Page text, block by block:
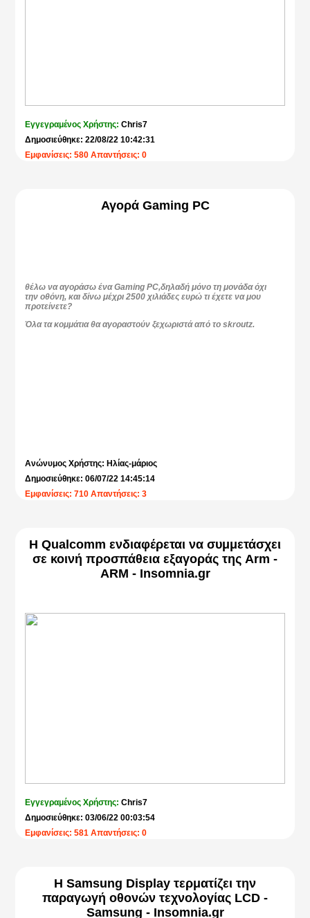
Εγγεγραμένος Χρήστης:Chris7
Δημοσιεύθηκε: 22/08/22 10:42:31
Εμφανίσεις: 580 Απαντήσεις: 0
Αγορά Gaming PC
θέλω να αγοράσω ένα Gaming PC,δηλαδή μόνο τη μονάδα όχι
την οθόνη, και δίνω μέχρι 2500 χιλιάδες ευρώ τι έχετε να μου
προτείνετε?
Όλα τα κομμάτια θα αγοραστούν ξεχωριστά από το skroutz.
Ανώνυμος Χρήστης: Ηλίας-μάριος
Δημοσιεύθηκε: 06/07/22 14:45:14
Εμφανίσεις: 710 Απαντήσεις: 3
Η Qualcomm ενδιαφέρεται να συμμετάσχει
σε κοινή προσπάθεια εξαγοράς της Arm -
ARM - Insomnia.gr
Εγγεγραμένος Χρήστης:Chris7
Δημοσιεύθηκε: 03/06/22 00:03:54
Εμφανίσεις: 581 Απαντήσεις: 0
Η Samsung Display τερματίζει την
παραγωγή οθονών τεχνολογίας LCD -
Samsung - Insomnia.gr